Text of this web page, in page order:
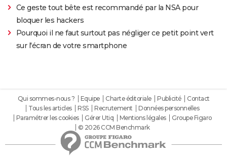
Ce geste tout bête est recommandé par la NSA pour
bloquer les hackers
Pourquoi il ne faut surtout pas négliger ce petit point vert
sur l'écran de votre smartphone
Qui sommes-nous ? Equipe Charte éditoriale Publicité
Contact
Tous les articles
RSS Recrutement
Données personnelles
Paramétrer les cookies
Gérer Utiq Mentions légales
Groupe Figaro
© 2026 CCM Benchmark